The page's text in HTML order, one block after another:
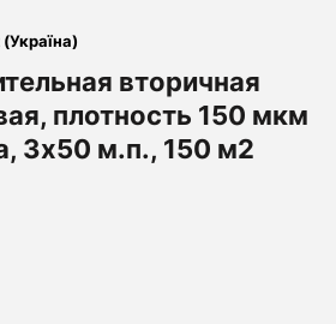
вторичная
плотность 150 мкм
3х50 м.п., 150 м2